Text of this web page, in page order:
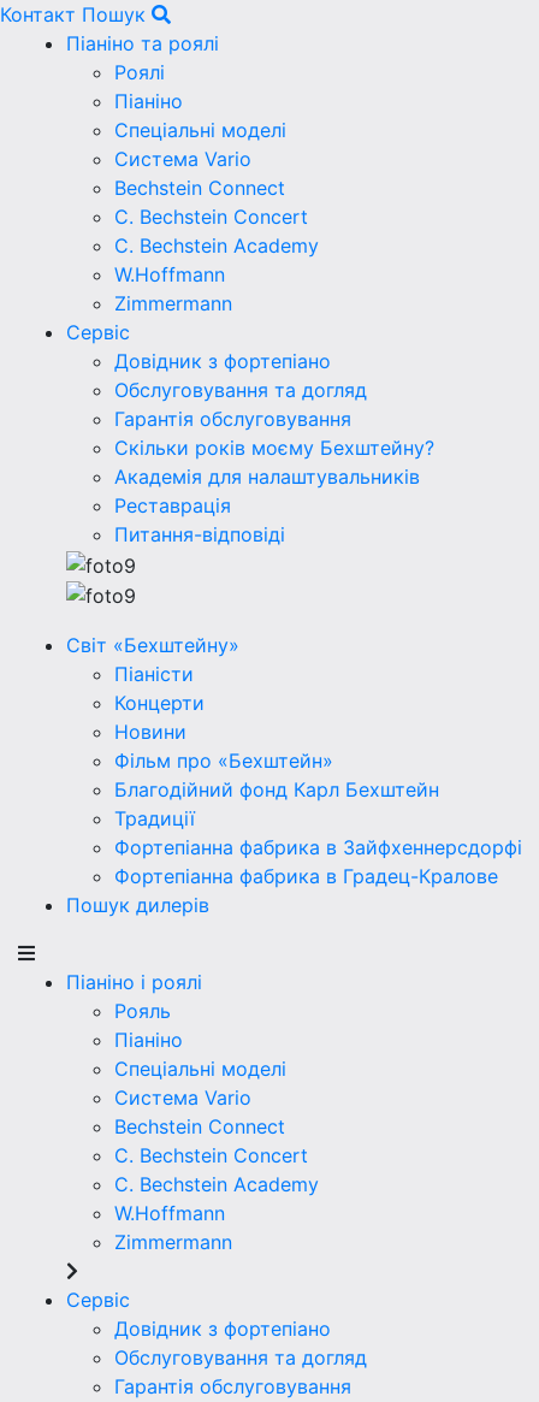
Контакт Пошук
Піаніно та роялі
Роялі
Піаніно
Спеціальні моделі
Система Vario
Bechstein Connect
C. Bechstein Concert
C. Bechstein Academy
W.Hoffmann
Zimmermann
Сервіс
Довідник з фортепіано
Обслуговування та догляд
Гарантія обслуговування
Скільки років моєму Бехштейну?
Академія для налаштувальників
Реставрація
Питання-відповіді
Світ «Бехштейну»
Піаністи
Концерти
Новини
Фільм про «Бехштейн»
Благодійний фонд Карл Бехштейн
Традиції
Фортепіанна фабрика в Зайфхеннерсдорфi
Фортепіанна фабрика в Градец-Кралове
Пошук дилерів
Піаніно і роялі
Рояль
Піаніно
Спеціальні моделі
Система Vario
Bechstein Connect
C. Bechstein Concert
C. Bechstein Academy
W.Hoffmann
Zimmermann
Сервіс
Довідник з фортепіано
Обслуговування та догляд
Гарантія обслуговування